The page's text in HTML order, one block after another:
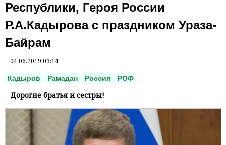
Республики, Героя России
Р.А.Кадырова с праздником Ураза-
Байрам
04.06.2019 03:14
Кадыров Рамадан Россия РОФ
Дорогие братья и сестры!